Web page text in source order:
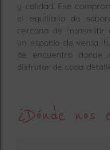
y calidad. Ese
el equilibrio de
cercana de transmitir
un espacio de venta,
de encuentro donde
disfrutar de cada
¿Dónde nos